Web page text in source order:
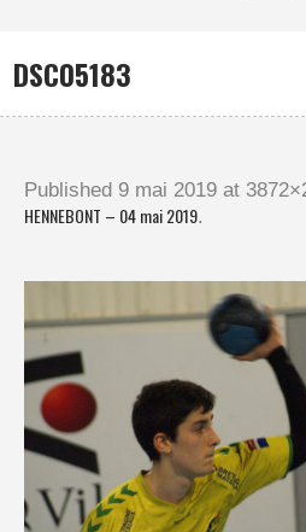
DSC05183
Published 9 mai 2019 at
HENNEBONT – 04 mai 2019.